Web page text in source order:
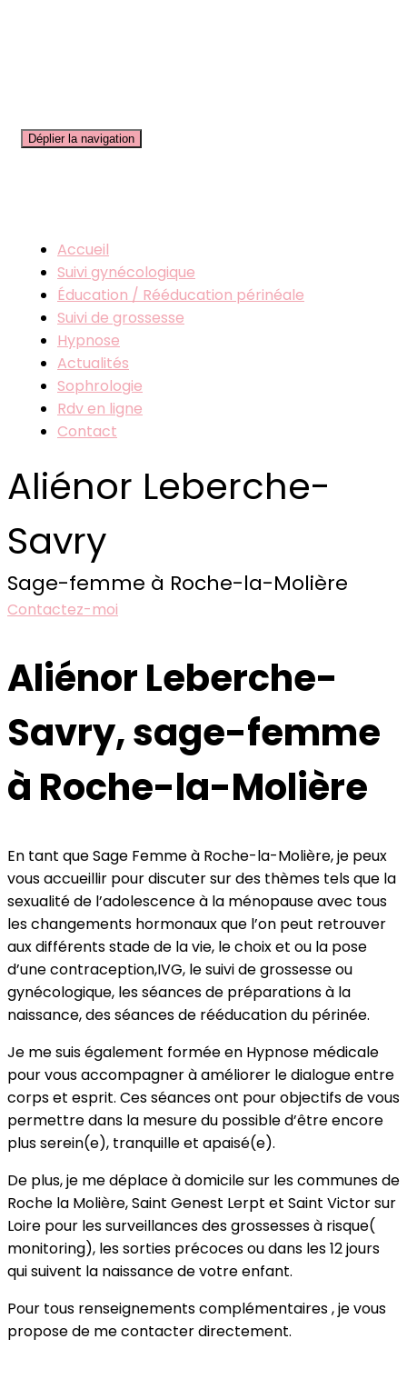
Déplier la navigation
Accueil
Suivi gynécologique
Éducation / Rééducation périnéale
Suivi de grossesse
Hypnose
Actualités
Sophrologie
Rdv en ligne
Contact
Aliénor Leberche-
Savry
Sage-femme à Roche-la-Molière
Contactez-moi
Aliénor Leberche-
Savry, sage-femme
à Roche-la-Molière
En tant que Sage Femme à Roche-la-Molière, je peux
vous accueillir pour discuter sur des thèmes tels que la
sexualité de l’adolescence à la ménopause avec tous
les changements hormonaux que l’on peut retrouver
aux différents stade de la vie, le choix et ou la pose
d’une contraception,IVG, le suivi de grossesse ou
gynécologique, les séances de préparations à la
naissance, des séances de rééducation du périnée.
Je me suis également formée en Hypnose médicale
pour vous accompagner à améliorer le dialogue entre
corps et esprit. Ces séances ont pour objectifs de vous
permettre dans la mesure du possible d’être encore
plus serein(e), tranquille et apaisé(e).
De plus, je me déplace à domicile sur les communes de
Roche la Molière, Saint Genest Lerpt et Saint Victor sur
Loire pour les surveillances des grossesses à risque(
monitoring), les sorties précoces ou dans les 12 jours
qui suivent la naissance de votre enfant.
Pour tous renseignements complémentaires , je vous
propose de me contacter directement.